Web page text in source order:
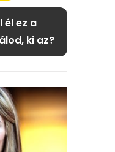
él ez a
ki az?